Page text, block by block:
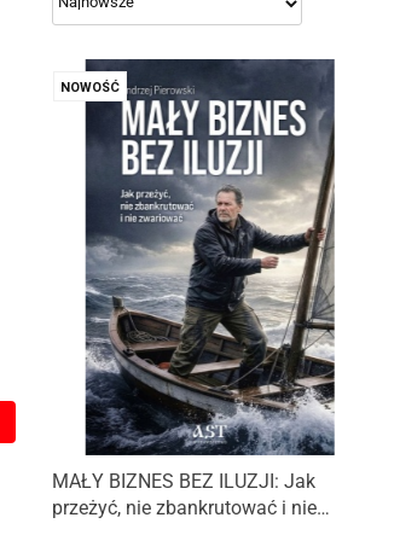
NOWOŚĆ
MAŁY BIZNES BEZ ILUZJI: Jak
przeżyć, nie zbankrutować i nie